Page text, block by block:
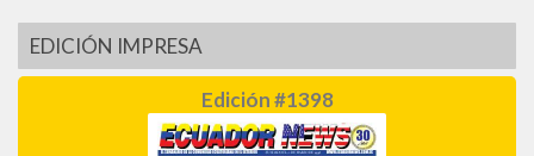
EDICIÓN IMPRESA
Edición #1398